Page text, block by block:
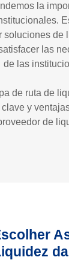
la
soluciones de
las
de las
de ruta de
y
de